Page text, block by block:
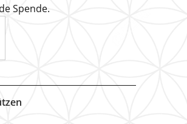
Spende.